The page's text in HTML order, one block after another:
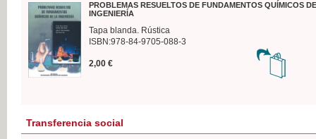
PROBLEMAS RESUELTOS DE FUNDAMENTOS QUÍMICOS
INGENIERÍA
Tapa blanda. Rústica
ISBN:978-84-9705-088-3
2,00 €
Transferencia social